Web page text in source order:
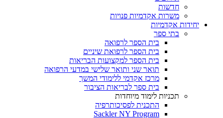
חדשות
משרות אקדמיות פנויות
יחידות אקדמיות
בתי ספר
בית הספר לרפואה
בית הספר לרפואת שיניים
בית הספר למקצועות הבריאות
תואר שני ותואר שלישי במדעי הרפואה
מרכז אקדמי ללימודי המשך
בית ספר לבריאות הציבור
תכניות לימוד מיוחדות
התכנית לפסיכותרפיה
Sackler NY Program